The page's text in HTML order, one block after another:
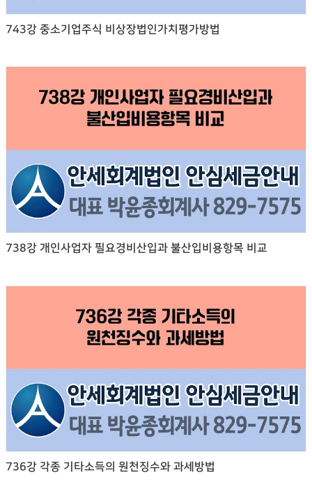
743강 중소기업주식 비상장법인가치평가방법
738강 개인사업자 필요경비산입과 불산입비용항목 비교
736강 각종 기타소득의 원천징수와 과세방법